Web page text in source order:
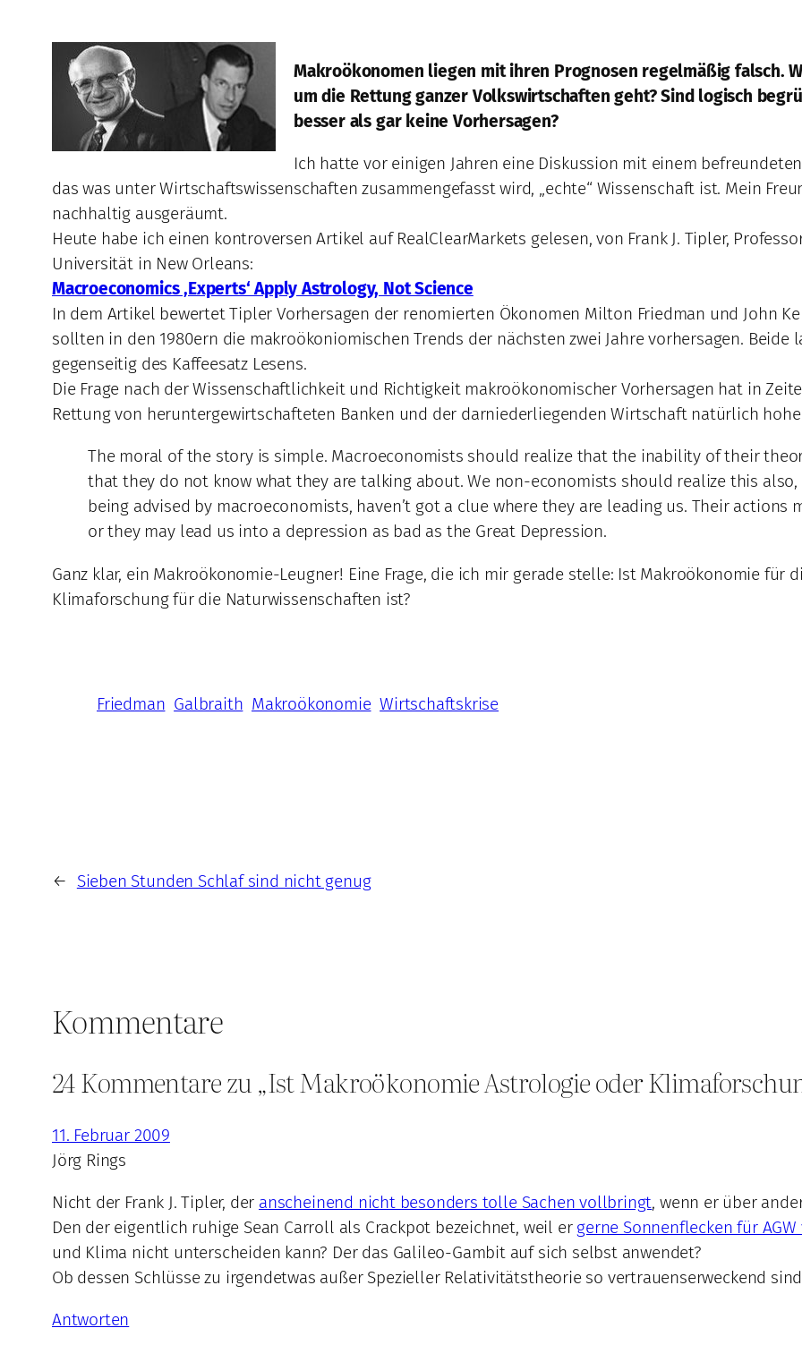
Makroökonomen liegen mit ihren Prognosen regelmäßig falsch.
um die Rettung ganzer Volkswirtschaften geht? Sind logisch
besser als gar keine Vorhersagen?
Ich hatte vor einigen Jahren eine Diskussion mit einem
das was unter Wirtschaftswissenschaften zusammengefasst wird, „echte“ Wissenschaft ist. Mein
nachhaltig ausgeräumt.
Heute habe ich einen kontroversen Artikel auf RealClearMarkets gelesen, von Frank J. Tipler,
Universität in New Orleans:
Macroeconomics ‚Experts‘ Apply Astrology, Not Science
In dem Artikel bewertet Tipler Vorhersagen der renomierten Ökonomen Milton Friedman und John
sollten in den 1980ern die makroökoniomischen Trends der nächsten zwei Jahre vorhersagen.
gegenseitig des Kaffeesatz Lesens.
Die Frage nach der Wissenschaftlichkeit und Richtigkeit makroökonomischer Vorhersagen hat in
Rettung von heruntergewirtschafteten Banken und der darniederliegenden Wirtschaft natürlich
The moral of the story is simple. Macroeconomists should realize that the inability of their
that they do not know what they are talking about. We non-economists should realize this
being advised by macroeconomists, haven’t got a clue where they are leading us. Their
or they may lead us into a depression as bad as the Great Depression.
Ganz klar, ein Makroökonomie-Leugner! Eine Frage, die ich mir gerade stelle: Ist Makroökonomie für
Klimaforschung für die Naturwissenschaften ist?
Friedman Galbraith Makroökonomie Wirtschaftskrise
← Sieben Stunden Schlaf sind nicht genug
Kommentare
24 Kommentare zu „Ist Makroökonomie Astrologie oder
11. Februar 2009
Jörg Rings
Nicht der Frank J. Tipler, der anscheinend nicht besonders tolle Sachen vollbringt, wenn er über
Den der eigentlich ruhige Sean Carroll als Crackpot bezeichnet, weil er gerne Sonnenflecken für
und Klima nicht unterscheiden kann? Der das Galileo-Gambit auf sich selbst anwendet?
Ob dessen Schlüsse zu irgendetwas außer Spezieller Relativitätstheorie so vertrauenserweckend
Antworten